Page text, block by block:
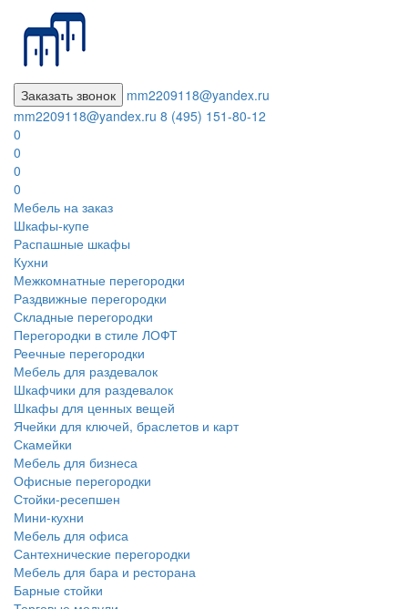
Заказать звонок
mm2209118@yandex.ru
mm2209118@yandex.ru 8 (495) 151-80-12
0
0
0
0
Мебель на заказ
Шкафы-купе
Распашные шкафы
Кухни
Межкомнатные перегородки
Раздвижные перегородки
Складные перегородки
Перегородки в стиле ЛОФТ
Реечные перегородки
Мебель для раздевалок
Шкафчики для раздевалок
Шкафы для ценных вещей
Ячейки для ключей, браслетов и карт
Скамейки
Мебель для бизнеса
Офисные перегородки
Стойки-ресепшен
Мини-кухни
Мебель для офиса
Сантехнические перегородки
Мебель для бара и ресторана
Барные стойки